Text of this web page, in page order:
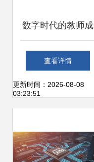
数字时代的教师成
长 网络研修与信息
技术应用能力提升
查看详情
更新时间：2026-08-08
03:23:51